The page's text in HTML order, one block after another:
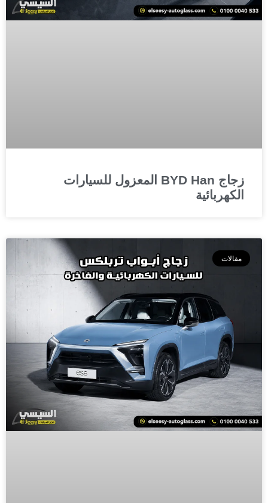
زجاج BYD Han المعزول للسيارات
الكهربائية
مقالات